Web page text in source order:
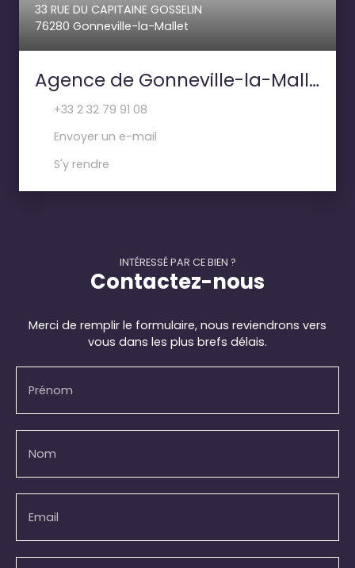
33 RUE DU CAPITAINE GOSSELIN
76280 Gonneville-la-Mallet
Agence de Gonneville-la-Mallet- PAILLETTE IMMOBILIER
+33 2 32 79 91 08
Envoyer un e-mail
S'y rendre
INTÉRESSÉ PAR CE BIEN ?
Contactez-nous
Merci de remplir le formulaire, nous reviendrons vers
vous dans les plus brefs délais.
Prénom
Nom
Email